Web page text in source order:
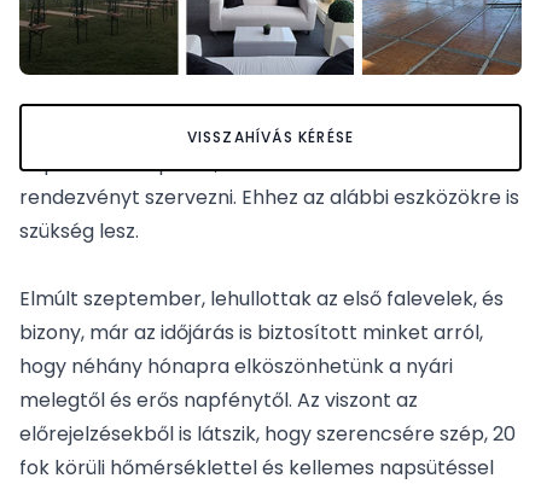
VISSZAHÍVÁS KÉRÉSE
Itt van az ősz, itt van újra, és tartogat még gyönyörű,
napsütéses napokat, amikor érdemes szabadtéri
rendezvényt szervezni. Ehhez az alábbi eszközökre is
szükség lesz.
Elmúlt szeptember, lehullottak az első falevelek, és
bizony, már az időjárás is biztosított minket arról,
hogy néhány hónapra elköszönhetünk a nyári
melegtől és erős napfénytől. Az viszont az
előrejelzésekből is látszik, hogy szerencsére szép, 20
fok körüli hőmérséklettel és kellemes napsütéssel